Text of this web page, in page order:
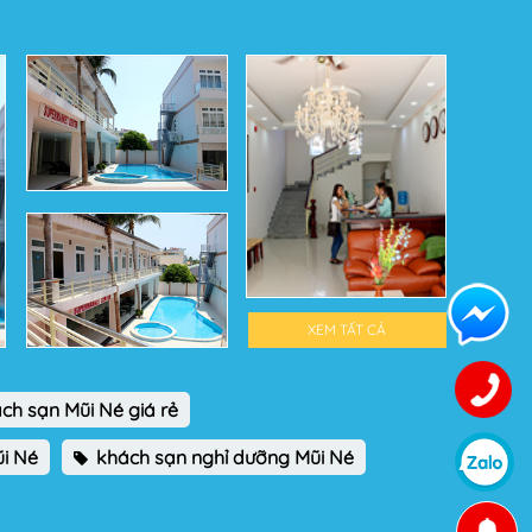
XEM TẤT CẢ
sạn Mũi Né giá rẻ
Né
khách sạn nghỉ dưỡng Mũi Né